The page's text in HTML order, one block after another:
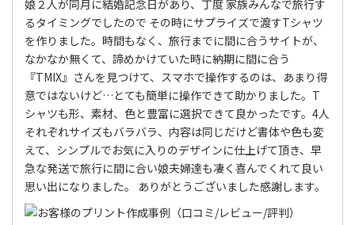
娘２人が同月に結婚記念日があり、丁度 家族みんなで旅行す
るタイミングでしたので その時にサプライズで渡すTシャツ
を作りました。時間もなく、旅行までに間に合うサイトが、
なかなか無くて、諦めかけていた時に納期に間に合う
『TMIX』さんを見つけて、スマホで操作するのは、あまり得
意ではないけど…とても簡単に操作できて助かりました。T
シャツも形、素材、色と豊富に選択できて良かったです。4人
それぞれサイズもバラバラ、内容は同じだけど書体や色も変
えて、シンプルでお気に入りのデザインに仕上げて頂き、早
急な発送で旅行に間に合い娘夫婦達も凄く喜んでくれて良い
思い出になりました。 ありがとうございました感謝します。